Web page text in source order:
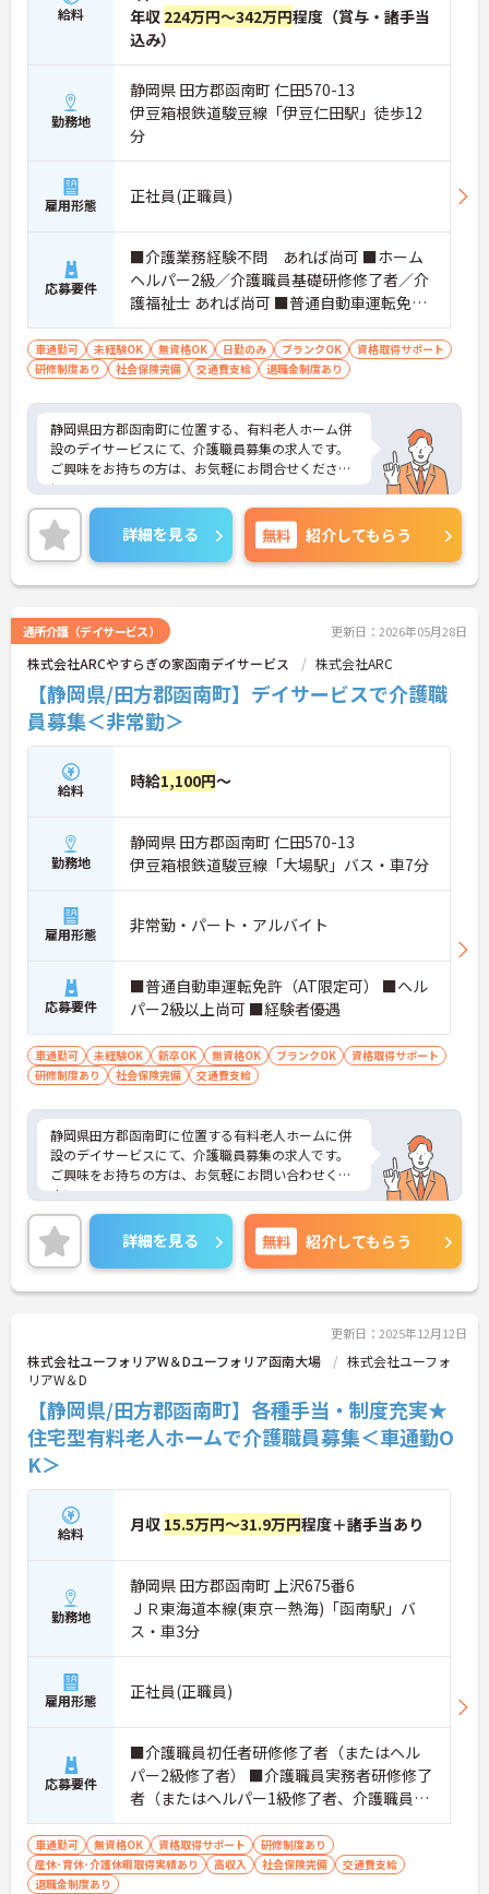
給料
年収 224万円～342万円程度（賞与・諸手当
込み）
勤務地
静岡県 田方郡函南町 仁田570-13
伊豆箱根鉄道駿豆線「伊豆仁田駅」徒歩12
分
雇用形態 正社員(正職員)
応募要件
■介護業務経験不問 あれば尚可 ■ホーム
ヘルパー2級／介護職員基礎研修修了者／介
護福祉士 あれば尚可 ■普通自動車運転免
許 必須（ＡＴ限定可）
車通勤可 未経験OK 無資格OK 日勤のみ ブランクOK
資格取得サポート
研修制度あり
社会保険完備 交通費支給 退職金制度あり
静岡県田方郡函南町に位置する、有料老人ホーム併
設のデイサービスにて、介護職員募集の求人です。
ご興味をお持ちの方は、お気軽にお問合せくださ
い。
詳細を見る 無料 紹介してもらう
通所介護（デイサービス） 更新日：2026年05月28日
株式会社ARCやすらぎの家函南デイサービス 株式会社ARC
【静岡県/田方郡函南町】デイサービスで介護職
員募集＜非常勤＞
給料 時給1,100円～
勤務地
静岡県 田方郡函南町 仁田570-13
伊豆箱根鉄道駿豆線「大場駅」バス・車7分
雇用形態 非常勤・パート・アルバイト
応募要件
■普通自動車運転免許（AT限定可） ■ヘル
パー2級以上尚可 ■経験者優遇
車通勤可 未経験OK 新卒OK 無資格OK ブランクOK
資格取得サポート
研修制度あり
社会保険完備 交通費支給
静岡県田方郡函南町に位置する有料老人ホームに併
設のデイサービスにて、介護職員募集の求人です。
ご興味をお持ちの方は、お気軽にお問い合わせくだ
さい。
詳細を見る 無料 紹介してもらう
更新日：2025年12月12日
株式会社ユーフォリアW＆Dユーフォリア函南大場
株式会社ユーフォ
リアW＆D
【静岡県/田方郡函南町】各種手当・制度充実★
住宅型有料老人ホームで介護職員募集＜車通勤O
K＞
給料 月収 15.5万円～31.9万円程度＋諸手当あり
勤務地
静岡県 田方郡函南町 上沢675番6
ＪＲ東海道本線(東京－熱海)「函南駅」バ
ス・車3分
雇用形態 正社員(正職員)
応募要件
■介護職員初任者研修修了者（またはヘル
パー2級修了者） ■介護職員実務者研修修了
者（またはヘルパー1級修了者、介護職員基
礎研修修了者） ■介護福祉士 ※介護資格が
ない方は、入社後に全額会社負担で介護職
員初任者研修を取得していただきます。
車通勤可 無資格OK 資格取得サポート
研修制度あり
産休･育休･介護休暇取得実績あり
高収入 社会保険完備
交通費支給
退職金制度あり